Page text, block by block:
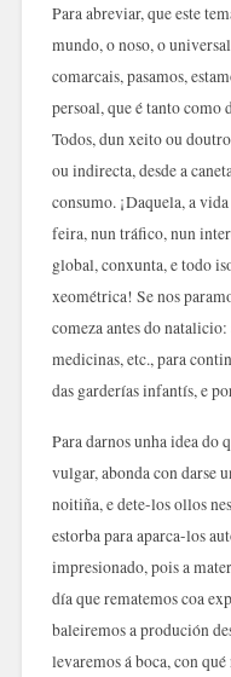
Para abreviar, que este
mundo, o noso, o
comarcais, pasamos,
persoal, que é tanto
Todos, dun xeito ou
ou indirecta, desde a
consumo. ¡Daquela, a
feira, nun tráfico, nun
global, conxunta, e todo
xeométrica! Se nos
comeza antes do
medicinas, etc., para
das garderías infantís, e
Para darnos unha idea do
vulgar, abonda con darse
noitiña, e dete-los ollos
estorba para aparca-los
impresionado, pois a
día que rematemos coa
baleiremos a produción
levaremos á boca, con